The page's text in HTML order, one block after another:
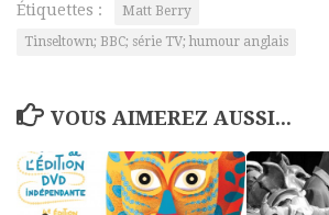
Étiquettes :
Matt Berry
Tinseltown; BBC; série TV; humour anglais
VOUS AIMEREZ AUSSI...